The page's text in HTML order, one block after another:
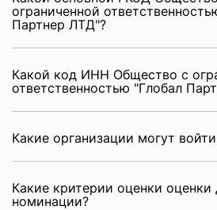
ограниченной
Партнер ЛТД"?
Какой код ИНН Общество с
ответственностью "Глобал
Какие организации могут
Какие критерии оценки оценки
номинации?